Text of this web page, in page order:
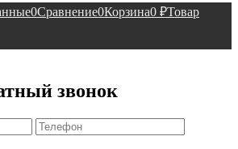
0Сравнение0Корзина0 ₽Товар
звонок